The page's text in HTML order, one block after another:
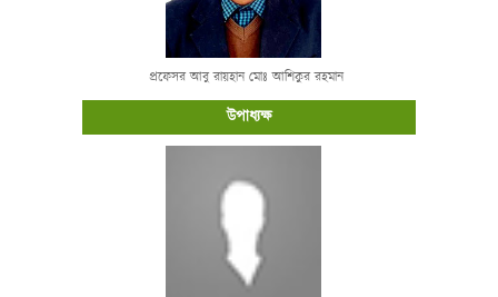
প্রফেসর আবু রায়হান মোঃ আশিকুর রহমান
উপাধ্যক্ষ